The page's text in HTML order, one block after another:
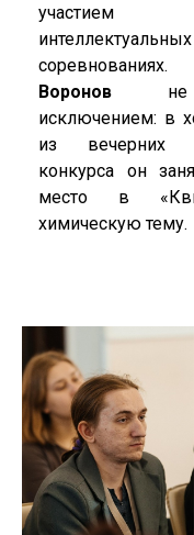
интеллектуальных
Воронов не
исключением: в
из вечерних
конкурса он
место в
химическую тему.